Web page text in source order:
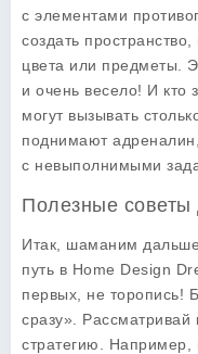
с элементами
создать
цвета или предметы.
и очень весело! И кто
могут вызывать
поднимают
с невыполнимыми
Полезные советы
Итак, шаманим
путь в Home Design
первых, не торопись!
сразу».
стратегию. Например,